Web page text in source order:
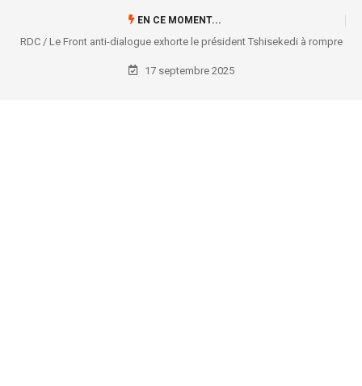
EN CE MOMENT...
RDC / Le Front anti-dialogue exhorte le président Tshisekedi à rompre
avec l’AFC/M23 et à mobiliser la nation
17 septembre 2025